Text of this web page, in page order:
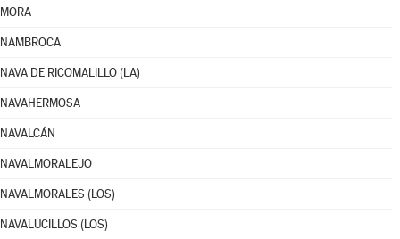
MORA
NAMBROCA
NAVA DE RICOMALILLO (LA)
NAVAHERMOSA
NAVALCÁN
NAVALMORALEJO
NAVALMORALES (LOS)
NAVALUCILLOS (LOS)